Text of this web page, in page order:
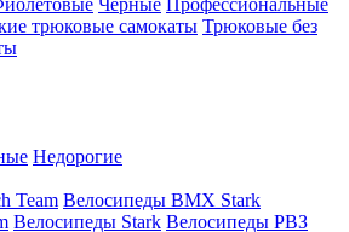
Черные Профессиональные
трюковые самокаты Трюковые без
Недорогие
Team Велосипеды BMX Stark
Велосипеды Stark Велосипеды РВЗ